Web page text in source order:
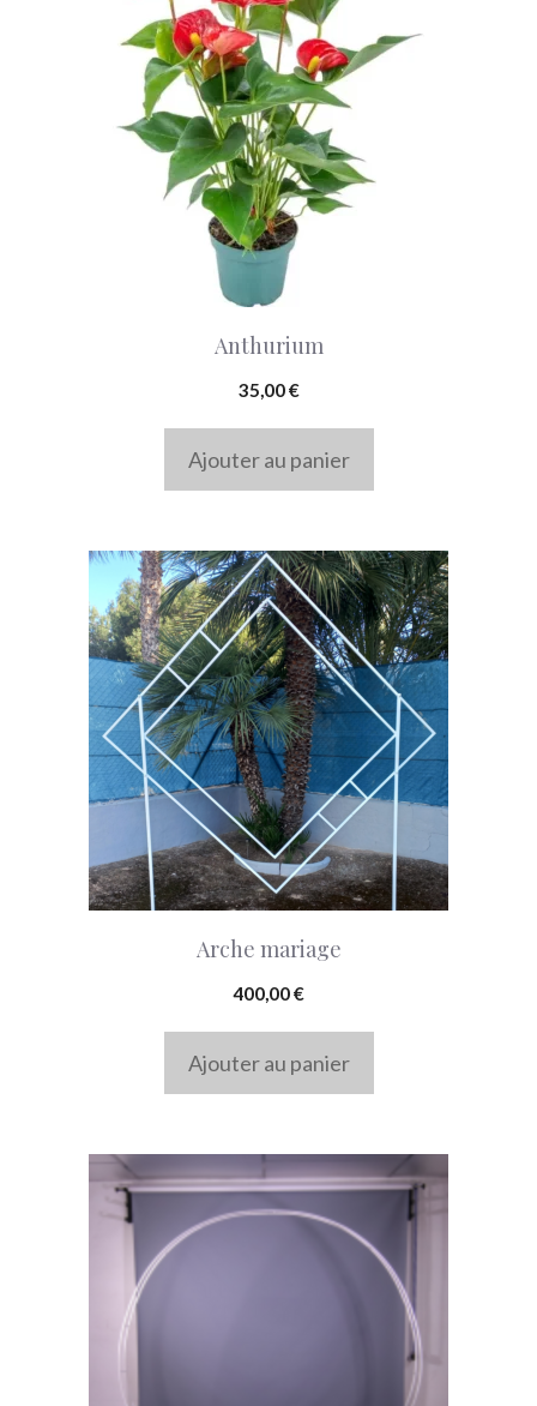
Anthurium
35,00€
Ajouter au panier
Arche mariage
400,00€
Ajouter au panier